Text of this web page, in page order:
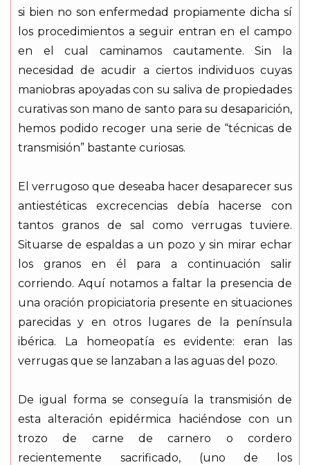
si bien no son enfermedad propiamente dicha sí
los procedimientos a seguir entran en el campo
en el cual caminamos cautamente. Sin la
necesidad de acudir a ciertos individuos cuyas
maniobras apoyadas con su saliva de propiedades
curativas son mano de santo para su desaparición,
hemos podido recoger una serie de “técnicas de
transmisión” bastante curiosas.
El verrugoso que deseaba hacer desaparecer sus
antiestéticas excrecencias debía hacerse con
tantos granos de sal como verrugas tuviere.
Situarse de espaldas a un pozo y sin mirar echar
los granos en él para a continuación salir
corriendo. Aquí notamos a faltar la presencia de
una oración propiciatoria presente en situaciones
parecidas y en otros lugares de la península
ibérica. La homeopatía es evidente: eran las
verrugas que se lanzaban a las aguas del pozo.
De igual forma se conseguía la transmisión de
esta alteración epidérmica haciéndose con un
trozo de carne de carnero o cordero
recientemente sacrificado, (uno de los